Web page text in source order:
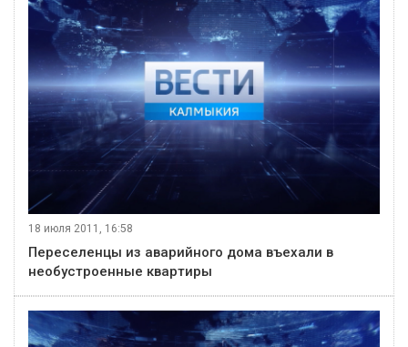
18 июля 2011, 16:58
Переселенцы из аварийного дома въехали в
необустроенные квартиры